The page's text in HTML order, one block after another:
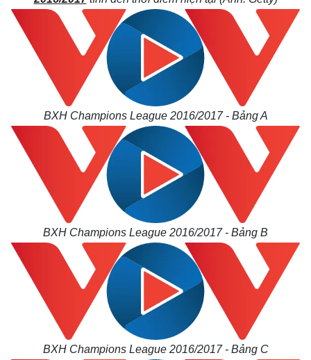
BXH Champions League 2016/2017 - Bảng A
BXH Champions League 2016/2017 - Bảng B
BXH Champions League 2016/2017 - Bảng C